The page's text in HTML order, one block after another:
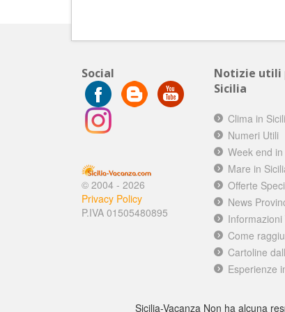
Social
© 2004 - 2026
Privacy Policy
P.IVA 01505480895
Notizie utili
Sicilia
Clima in
Numeri Utili
Week end
Mare in
Offerte
News
Informazioni
Come
Cartoline
Esperienze
Sicilia-Vacanza Non ha alcuna